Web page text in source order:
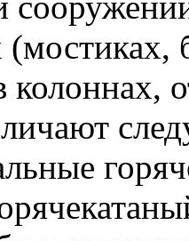
колоннах,